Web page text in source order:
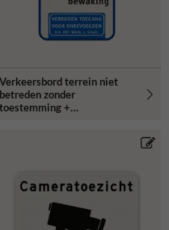
Verkeersbord terrein niet
betreden zonder
toestemming +